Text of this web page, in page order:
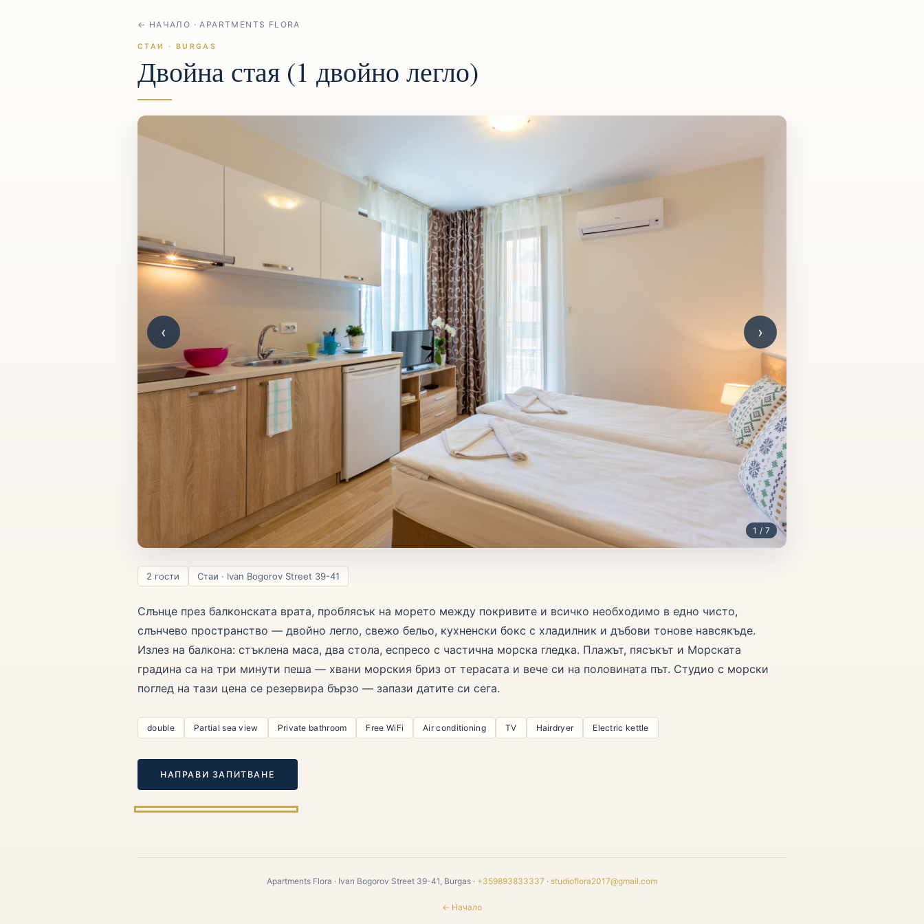
← НАЧАЛО · APARTMENTS FLORA
СТАИ · BURGAS
Двойна стая (1 двойно легло)
‹ ›
1 / 7
2 гости Стаи · Ivan Bogorov Street 39-41
Слънце през балконската врата, проблясък на морето между покривите и всичко необходимо в едно чисто,
слънчево пространство — двойно легло, свежо бельо, кухненски бокс с хладилник и дъбови тонове навсякъде.
Излез на балкона: стъклена маса, два стола, еспресо с частична морска гледка. Плажът, пясъкът и Морската
градина са на три минути пеша — хвани морския бриз от терасата и вече си на половината път. Студио с морски
поглед на тази цена се резервира бързо — запази датите си сега.
double Partial sea view Private bathroom Free WiFi Air conditioning TV Hairdryer Electric kettle
НАПРАВИ ЗАПИТВАНЕ
Apartments Flora · Ivan Bogorov Street 39-41, Burgas · +359893833337 · studioflora2017@gmail.com
← Начало